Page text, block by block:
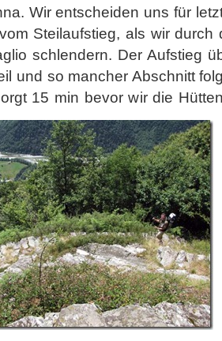
Wir entscheiden uns für
Steilaufstieg, als wir durch
schlendern. Der Aufstieg
und so mancher Abschnitt
15 min bevor wir die